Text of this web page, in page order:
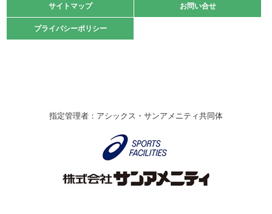
緑ケ丘体育館
2021.10.23
卓球選手権大会ラージボールの部開催☆
伊丹市総合体育大会 バレーボール大会が開催されました
なわとびイベントを開催しました！
サイトマップ お問い合せ
プライバシーポリシー
サイトマップ お問い合せ
プライバシーポリシー
指定管理者：アシックス・サンアメニティ共同体